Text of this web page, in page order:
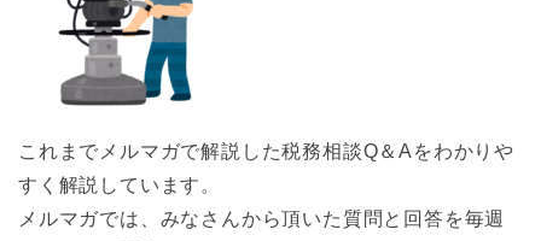
これまでメルマガで解説した税務相談Q＆Aをわかりや
すく解説しています。
メルマガでは、みなさんから頂いた質問と回答を毎週